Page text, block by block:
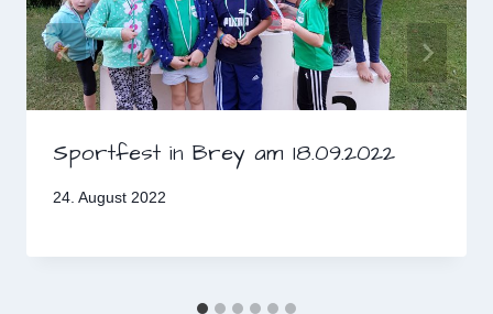
Sportfest in Brey am 18.09.2022
24. August 2022